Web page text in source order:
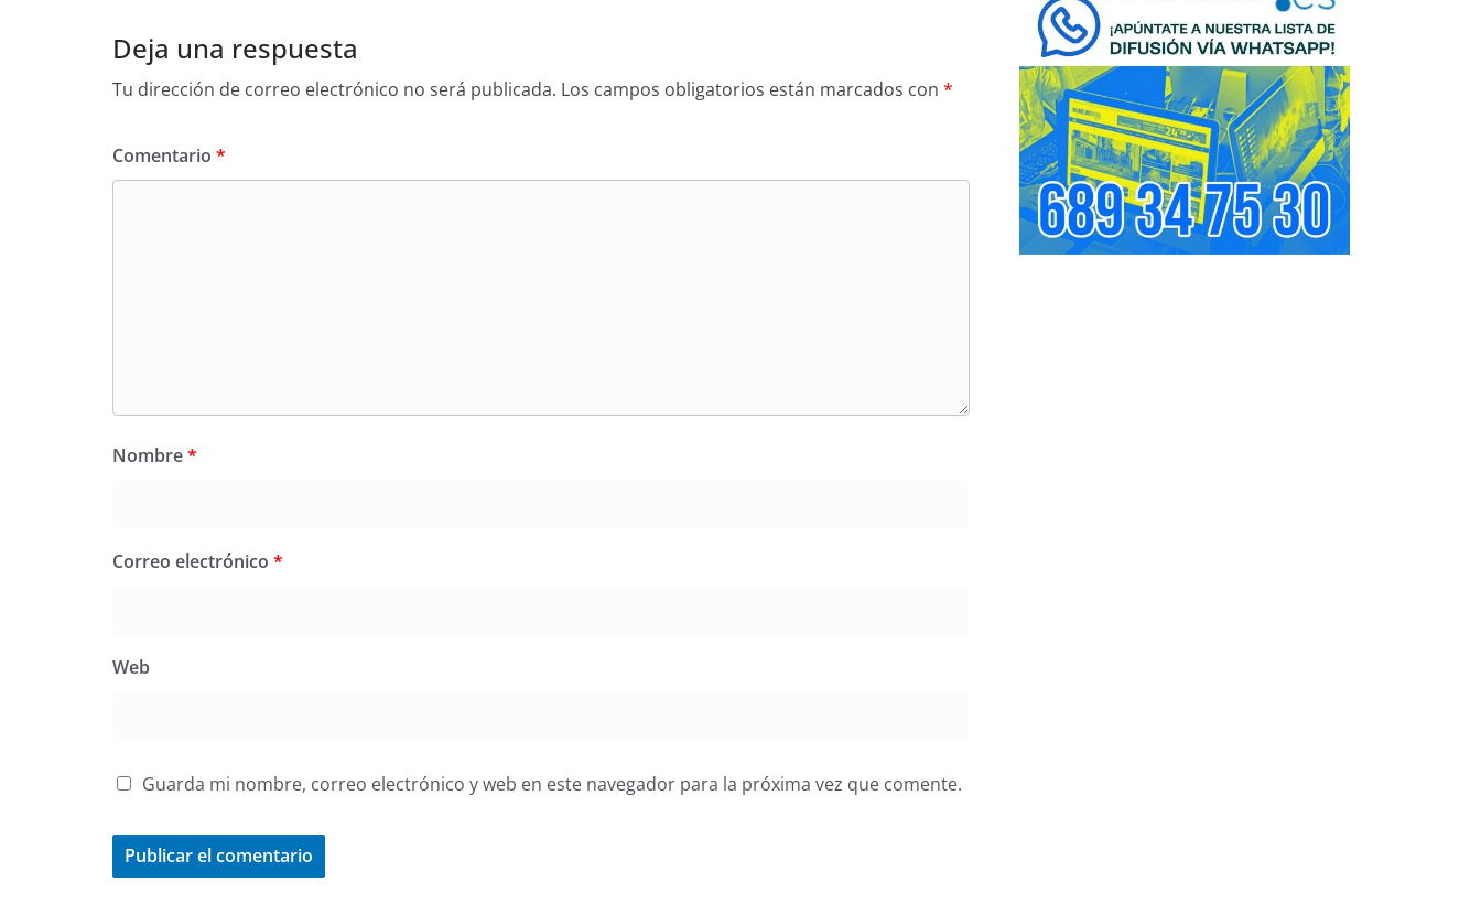
Deja una respuesta
Tu dirección de correo electrónico no será publicada. Los campos obligatorios están marcados con *
Comentario *
Nombre*
Correo electrónico *
Web
Guarda mi nombre, correo electrónico y web en este navegador para la próxima vez que comente.